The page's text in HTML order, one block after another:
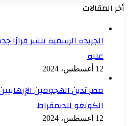
أخر المقالات
الجريدة الرسمية تنشر قرارًا
عليه
12 أغسطس، 2024
مصر تدين الهجومين
الكونغو للديمقراط
12 أغسطس، 2024